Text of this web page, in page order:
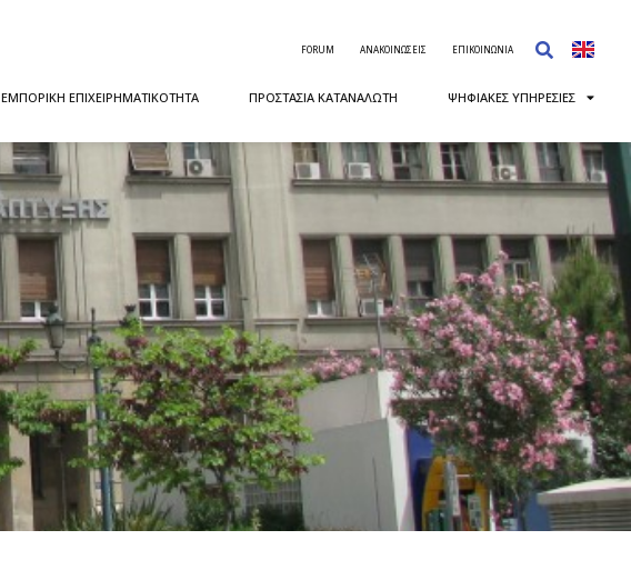
FORUM ΑΝΑΚΟΙΝΩΣΕΙΣ ΕΠΙΚΟΙΝΩΝΙΑ
ΕΜΠΟΡΙΚΗ ΕΠΙΧΕΙΡΗΜΑΤΙΚΟΤΗΤΑ ΠΡΟΣΤΑΣΙΑ ΚΑΤΑΝΑΛΩΤΗ ΨΗΦΙΑΚΕΣ ΥΠΗΡΕΣΙΕΣ